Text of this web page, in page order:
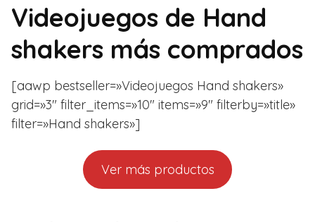
Videojuegos de Hand
shakers más comprados
[aawp bestseller=»Videojuegos Hand shakers»
grid=»3″ filter_items=»10″ items=»9″ filterby=»title»
filter=»Hand shakers»]
Ver más productos